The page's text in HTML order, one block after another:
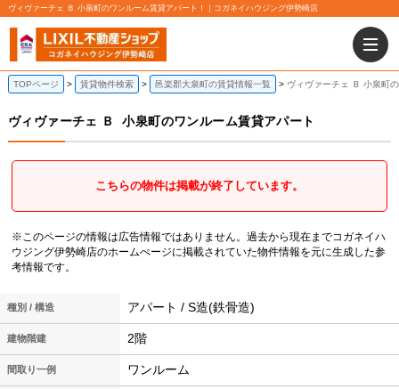
ヴィヴァーチェ Ｂ 小泉町のワンルーム賃貸アパート！｜コガネイハウジング伊勢崎店
TOPページ 賃貸物件検索 邑楽郡大泉町の賃貸情報一覧 ヴィヴァーチェ Ｂ 小泉町
ヴィヴァーチェ Ｂ 小泉町のワンルーム賃貸アパート
こちらの物件は掲載が終了しています。
※このページの情報は広告情報ではありません。過去から現在までコガネイハ
ウジング伊勢崎店のホームぺージに掲載されていた物件情報を元に生成した参
考情報です。
種別 / 構造 アパート / S造(鉄骨造)
建物階建 2階
間取り一例 ワンルーム